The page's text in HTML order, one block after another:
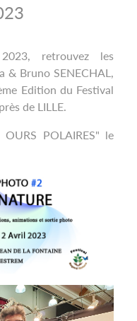
retrouvez les
& Bruno SENECHAL,
Edition du Festival
de LILLE.
POLAIRES" le